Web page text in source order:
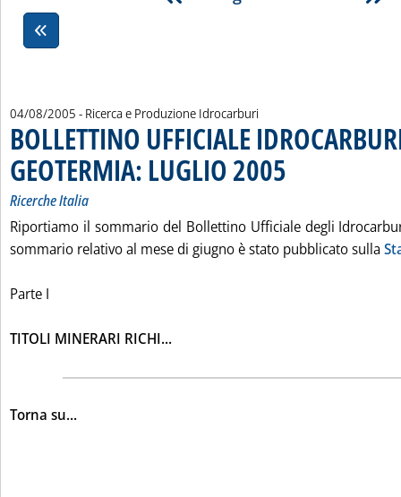
04/08/2005 - Ricerca e Produzione Idrocarburi
BOLLETTINO UFFICIALE
GEOTERMIA: LUGLIO 2005
Ricerche Italia
Riportiamo il sommario del Bollettino Ufficiale degli
sommario relativo al mese di giugno è stato pubblicato sulla
Parte I
TITOLI MINERARI RICHI...Leggi tutta la notizia: 'BOLLETTINO
Torna su...